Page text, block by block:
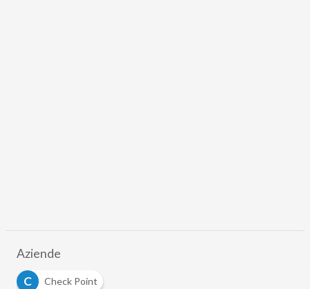
Aziende
C
Check Point